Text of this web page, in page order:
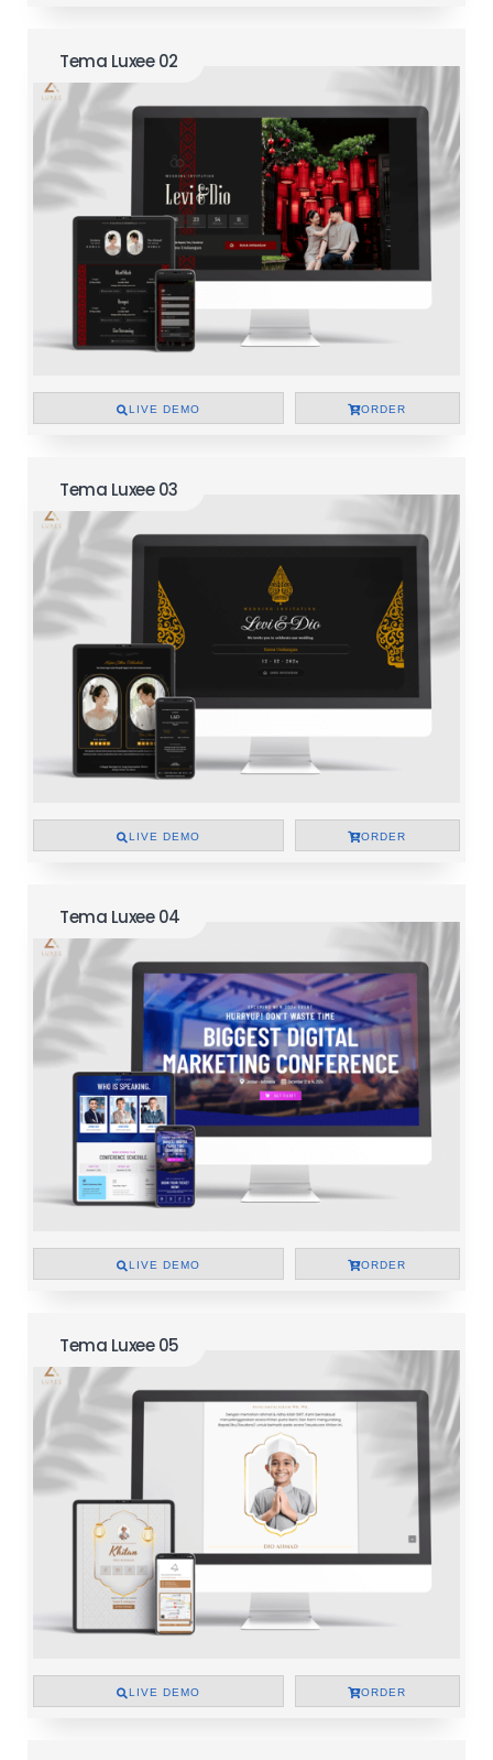
Tema Luxee 02
LIVE DEMO ORDER
Tema Luxee 03
LIVE DEMO ORDER
Tema Luxee 04
LIVE DEMO ORDER
Tema Luxee 05
LIVE DEMO ORDER